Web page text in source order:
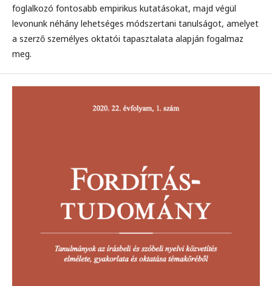
foglalkozó fontosabb empirikus kutatásokat, majd végül
levonunk néhány lehetséges módszertani tanulságot, amelyet
a szerző személyes oktatói tapasztalata alapján fogalmaz
meg.